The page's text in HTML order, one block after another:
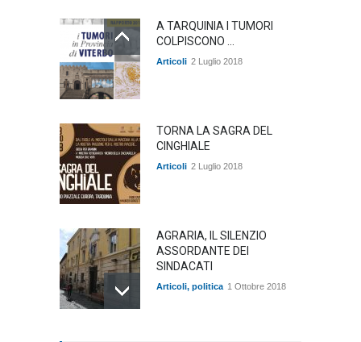
A TARQUINIA I TUMORI
COLPISCONO ...
Articoli 2 Luglio 2018
TORNA LA SAGRA DEL
CINGHIALE
Articoli 2 Luglio 2018
AGRARIA, IL SILENZIO
ASSORDANTE DEI
SINDACATI
Articoli, politica 1 Ottobre 2018